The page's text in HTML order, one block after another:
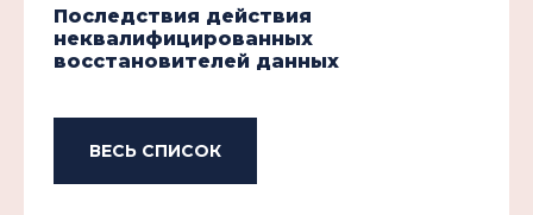
Последствия действия
неквалифицированных
восстановителей данных
ВЕСЬ СПИСОК